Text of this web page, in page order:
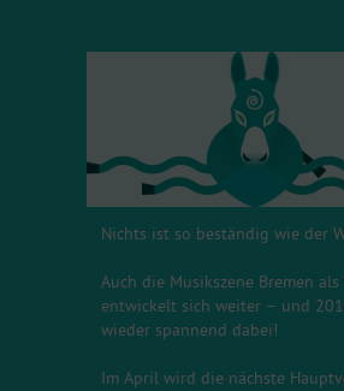
Nichts ist so beständig wie der
Auch die Musikszene Bremen als
entwickelt sich weiter – und
wieder spannend dabei!
Im April wird die nächste